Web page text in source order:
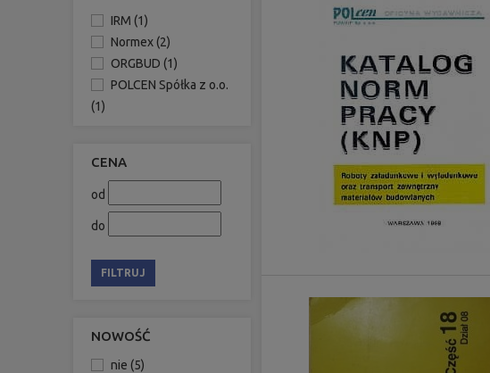
IRM (1)
Normex(2)
ORGBUD (1)
POLCEN Spółka z o.o.
(1)
CENA
od
do
FILTRUJ
NOWOŚĆ
nie (5)